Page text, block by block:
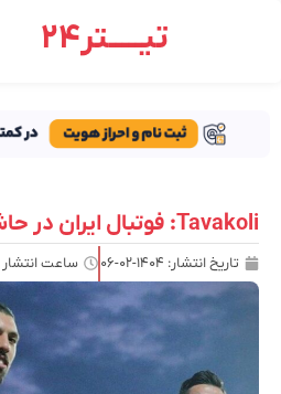
تیـــــتر24
Tavakoli: فوتبال ایران در حاشیه درگیر است
تاریخ انتشار: ۱۴۰۴-۰۲-۰۶ ساعت انتشار